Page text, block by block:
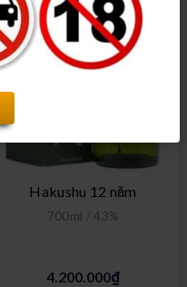
Hakushu 12 năm
700ml / 43%
4.200.000₫